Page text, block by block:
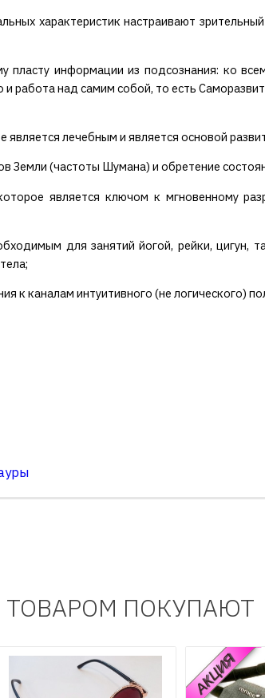
характеристик настраивают
информации из подсознания: ко
над самим собой, то есть
лечебным и является основой
Земли (частоты Шумана) и обретение
является ключом к мгновенному
для занятий йогой, рейки, цигун,
к каналам интуитивного (не логического)
ТОВАРОМ ПОКУПАЮТ
АКЦИЯ